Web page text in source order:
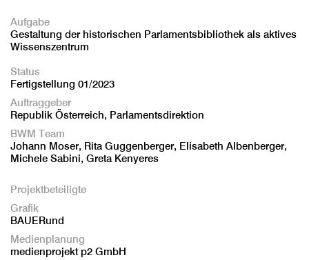
Aufgabe
Gestaltung der historischen Parlamentsbibliothek als aktives
Wissenszentrum
Status
Fertigstellung 01/2023
Auftraggeber
Republik Österreich, Parlamentsdirektion
BWM Team
Johann Moser, Rita Guggenberger, Elisabeth Albenberger,
Michele Sabini, Greta Kenyeres
Projektbeteiligte
Grafik
BAUERund
Medienplanung
medienprojekt p2 GmbH